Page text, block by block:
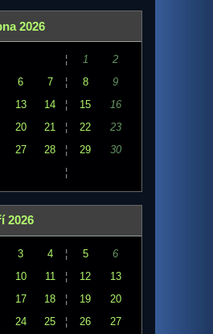
2026
¦ 1
2
6 7 ¦ 8
9
13 14 ¦ 15
16
20 21 ¦ 22
23
27 28 ¦ 29
30
¦
2026
3 4 ¦ 5
6
10 11 ¦ 12
13
17 18 ¦ 19
20
24 25 ¦ 26 27